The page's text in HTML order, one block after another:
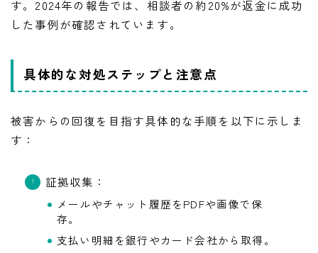
す。2024年の報告では、相談者の約20%が返金に成功
した事例が確認されています。
具体的な対処ステップと注意点
被害からの回復を目指す具体的な手順を以下に示しま
す：
証拠収集：
メールやチャット履歴をPDFや画像で保
存。
支払い明細を銀行やカード会社から取得。